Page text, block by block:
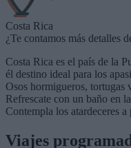
Costa Rica
¿Te contamos más detalles
Costa Rica es el país de la
él destino ideal para los
Osos hormigueros, tortugas
Refrescate con un baño en
Contempla los atardeceres
Viajes